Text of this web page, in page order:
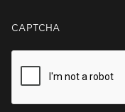
CAPTCHA